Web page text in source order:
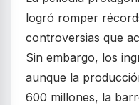
logró romper
controversias que
Sin embargo, los
aunque la
600 millones, la